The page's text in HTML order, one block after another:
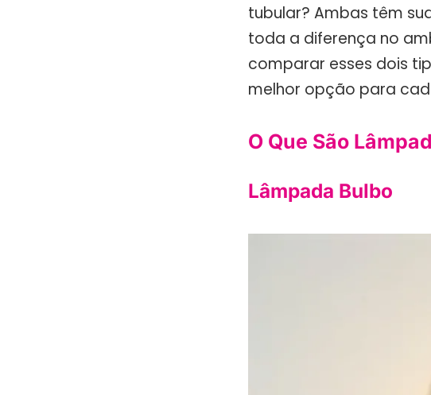
tubular? Ambas têm
toda a diferença no
comparar esses dois
melhor opção para
O Que São
Lâmpada Bulbo